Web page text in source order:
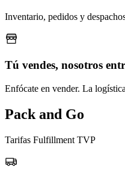
Inventario, pedidos y
Tú vendes, nosotros
Enfócate en vender. La
Pack and Go
Tarifas Fulfillment TVP